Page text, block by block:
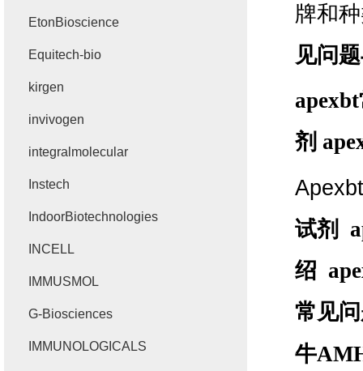
牌和
见问
apexbt
剂
Apexbt
试剂
绍
常见
牛
EtonBioscience
Equitech-bio
kirgen
invivogen
integralmolecular
Instech
IndoorBiotechnologies
INCELL
IMMUSMOL
G-Biosciences
IMMUNOLOGICALS